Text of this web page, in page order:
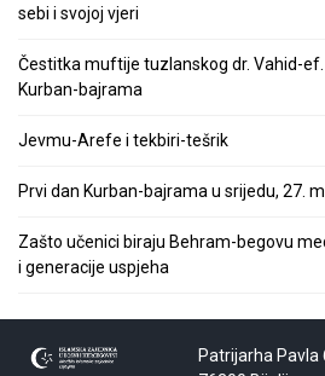
sebi i svojoj vjeri
Čestitka muftije tuzlanskog dr. Vahid-
Kurban-bajrama
Jevmu-Arefe i tekbiri-tešrik
Prvi dan Kurban-bajrama u srijedu, 27.
Zašto učenici biraju Behram-begovu
i generacije uspjeha
Patrijarha Pavla